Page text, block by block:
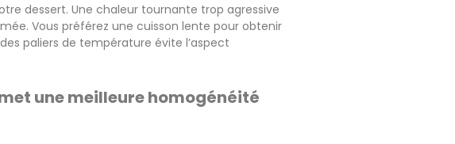
dessert. Une chaleur tournante trop agressive
Vous préférez une cuisson lente pour obtenir
paliers de température évite l’aspect
une meilleure homogénéité